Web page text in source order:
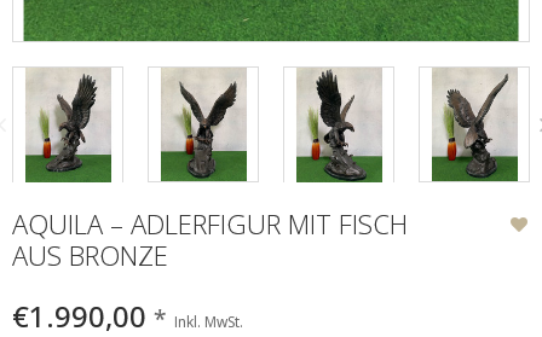
AQUILA – ADLERFIGUR MIT FISCH
AUS BRONZE
€1.990,00 * Inkl. MwSt.